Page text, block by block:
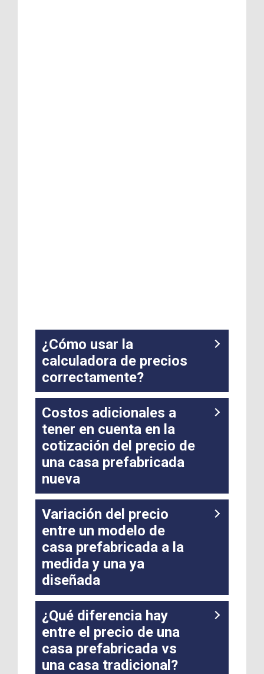
¿Cómo usar la
calculadora de precios
correctamente?
Costos adicionales a
tener en cuenta en la
cotización del precio de
una casa prefabricada
nueva
Variación del precio
entre un modelo de
casa prefabricada a la
medida y una ya
diseñada
¿Qué diferencia hay
entre el precio de una
casa prefabricada vs
una casa tradicional?